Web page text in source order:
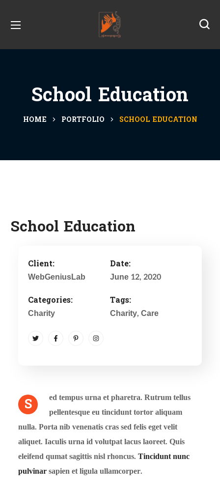
School Education
HOME PORTFOLIO SCHOOL EDUCATION
School Education
S
ed tempus urna et pharetra. Rutrum tellus
pellentesque eu tincidunt tortor aliquam
nulla. Porta nib venenatis cras sed felis eget velit
aliquet. Iaculis urna id volutpat lacus laoreet. Quis
eleifend qumat sagittis nisl rhoncus.Tincidunt nunc
pulvinarsapien et ligula ullamcorper.
Client:
WebGeniusLab
Date:
June 12, 2020
Categories:
Charity
Tags:
Charity, Care